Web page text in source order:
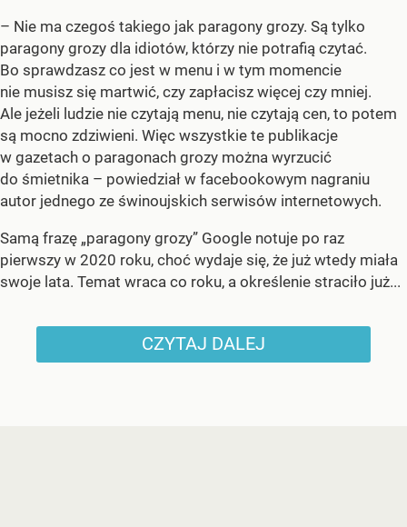
– Nie ma czegoś takiego jak paragony grozy. Są tylko
paragony grozy dla idiotów, którzy nie potrafią czytać.
Bo sprawdzasz co jest w menu i w tym momencie
nie musisz się martwić, czy zapłacisz więcej czy mniej.
Ale jeżeli ludzie nie czytają menu, nie czytają cen, to potem
są mocno zdziwieni. Więc wszystkie te publikacje
w gazetach o paragonach grozy można wyrzucić
do śmietnika – powiedział w facebookowym nagraniu
autor jednego ze świnoujskich serwisów internetowych.
Samą frazę „paragony grozy” Google notuje po raz
pierwszy w 2020 roku, choć wydaje się, że już wtedy miała
swoje lata. Temat wraca co roku, a określenie straciło już...
CZYTAJ DALEJ